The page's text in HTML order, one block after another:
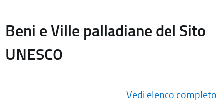
Beni e Ville palladiane del Sito
UNESCO
Vedi elenco completo